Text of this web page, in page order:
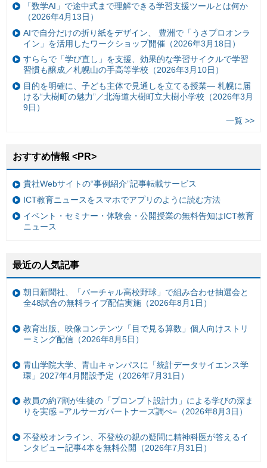
「数学AI」で途中式まで理解できる学習支援ツールとは何か
（2026年4月13日）
AIで自分だけの折り紙をデザイン、 豊洲で「うさプロオンラ
イン」を活用したワークショップ開催（2026年3月18日）
すららで「学び直し」を支援、効果的な学習サイクルで学習
習慣も醸成／札幌山の手高等学校（2026年3月10日）
目的を明確に、子ども主体で見通しを立てる授業— 札幌に届
ける“大樹町の魅力”／北海道大樹町立大樹小学校（2026年3月
9日）
一覧 >>
おすすめ情報 <PR>
貴社Webサイトの“事例紹介”記事転載サービス
ICT教育ニュースをスマホでアプリのように読む方法
イベント・セミナー・体験会・公開授業の無料告知はICT教育
ニュース
最近の人気記事
朝日新聞社、「バーチャル高校野球」で組み合わせ抽選会と
全48試合の無料ライブ配信実施（2026年8月1日）
教育出版、映像コンテンツ「目で見る算数」個人向けストリ
ーミング配信（2026年8月5日）
青山学院大学、青山キャンパスに「統計データサイエンス学
環」2027年4月開設予定（2026年7月31日）
教員の約7割が生徒の「プロンプト設計力」による学びの深ま
りを実感 =アルサーガパートナーズ調べ=（2026年8月3日）
不登校オンライン、不登校の親の疑問に精神科医が答えるイ
ンタビュー記事4本を無料公開（2026年7月31日）